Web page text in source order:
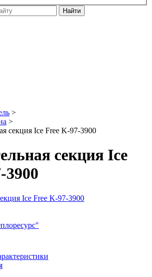
Найти
>
>
секция Ice Free K-97-3900
секция Ice
3900